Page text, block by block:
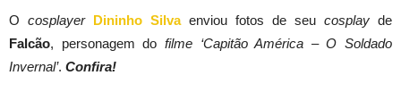
O cosplayer Dininho Silvaenviou fotos de seu cosplay de
Falcão, personagem do filme ‘Capitão América – O Soldado
Invernal’. Confira!